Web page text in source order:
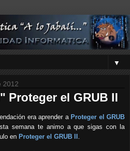
▼
2012
Proteger el GRUB II
ón era aprender a Proteger el GRUB
semana te animo a que sigas con la
en Proteger el GRUB .